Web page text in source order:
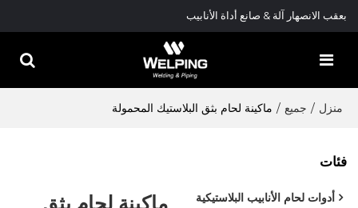
بعقب الانصهار آلة & صانع أداة الأنابيب
منزل / جميع / ماكينة لحام بثق البلاستيك المحمولة
فئات
أدوات لحام الأنابيب البلاستيكية